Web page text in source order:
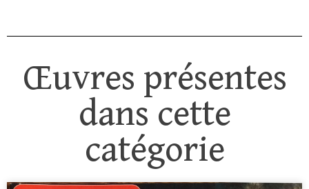
Œuvres présentes
dans cette
catégorie